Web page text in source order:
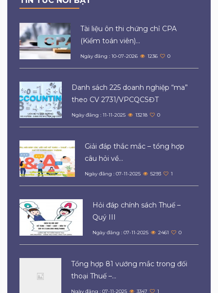
Tài liệu ôn thi chứng chỉ CPA
(Kiểm toán viên)...
Ngày đăng : 10-07-2026 1236 0
Danh sách 225 doanh nghiệp “ma”
theo CV 2731/VPCQCSĐT
Ngày đăng : 11-11-2025 13218 0
Giải đáp thắc mắc – tổng hợp
câu hỏi về...
Ngày đăng : 07-11-2025 5293 1
Hỏi đáp chính sách Thuế –
Quý III
Ngày đăng : 07-11-2025 2461 0
Tổng hợp 81 vướng mắc trong đối
thoại Thuế –...
Ngày đăng : 07-11-2025 3347 1